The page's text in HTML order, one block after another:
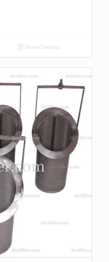
Show Details